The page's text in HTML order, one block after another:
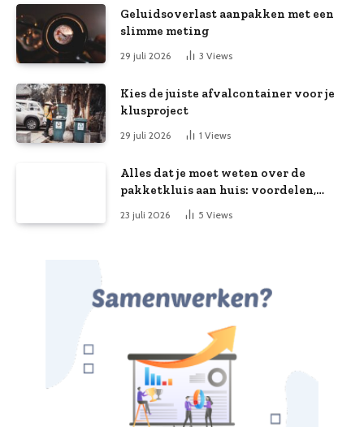
Geluidsoverlast aanpakken met een
slimme meting
29 juli 2026 3 Views
Kies de juiste afvalcontainer voor je
klusproject
29 juli 2026 1 Views
Alles dat je moet weten over de
pakketkluis aan huis: voordelen,
kooptips en belang
23 juli 2026 5 Views